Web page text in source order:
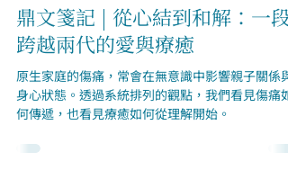
5月20日
創傷療癒
鼎文箋記 | 從心結到和解：一段
跨越兩代的愛與療癒
原生家庭的傷痛，常會在無意識中影響親子關係與
身心狀態。透過系統排列的觀點，我們看見傷痛如